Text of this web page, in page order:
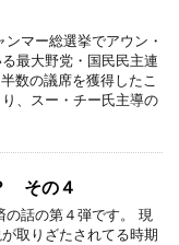
マー総選挙でアウン・
最大野党・国民民主連
数の議席を獲得したこ
、スー・チー氏主導の
その４
の話の第４弾です。 現
取りざたされてる時期